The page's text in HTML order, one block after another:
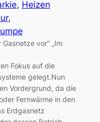
, Heizen
vor“ „Im
Fokus auf die
gelegt.Nun
Vordergrund, da die
Fernwärme in den
Erdgasnetz